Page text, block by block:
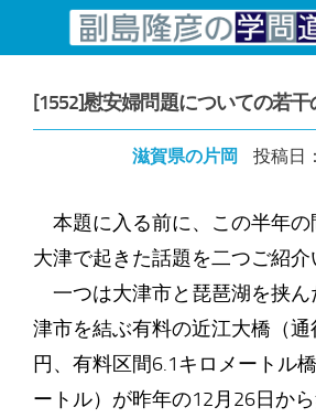
コンテンツへスキップ
[1552]慰安婦問題についての若干
滋賀県の片岡 投稿日
本題に入る前に、この半年の
大津で起きた話題を二つご紹介
一つは大津市と琵琶湖を挟ん
津市を結ぶ有料の近江大橋（通
円、有料区間6.1キロメートル
ートル）が昨年の12月26日か